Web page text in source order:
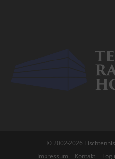
© 2002-2026
Impressum
Kontakt